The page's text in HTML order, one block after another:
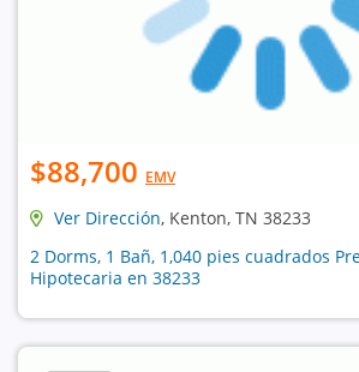
$88,700 EMV
Ver Dirección, Kenton, TN 38233
2 Dorms, 1 Bañ, 1,040 pies cuadrados
Hipotecaria en 38233